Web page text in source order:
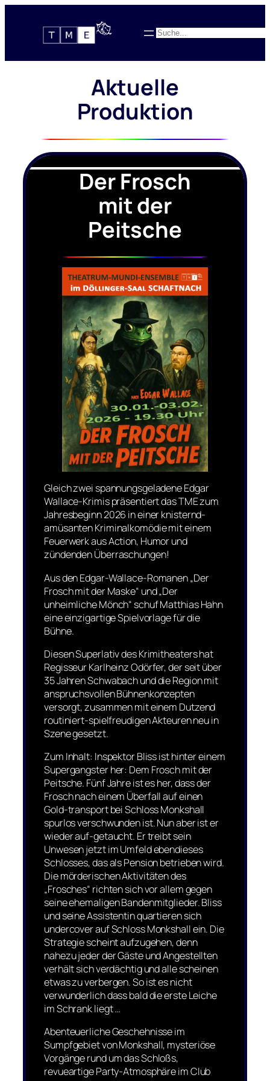
Suchen
Aktuelle
Produktion
Der Frosch
mit der
Peitsche
Gleich zwei spannungsgeladene Edgar
Wallace-Krimis präsentiert das TME zum
Jahresbeginn 2026 in einer knisternd-
amüsanten Kriminalkomödie mit einem
Feuerwerk aus Action, Humor und
zündenden Überraschungen!
Aus den Edgar-Wallace-Romanen „Der
Frosch mit der Maske“ und „Der
unheimliche Mönch“ schuf Matthias Hahn
eine einzigartige Spielvorlage für die
Bühne.
Diesen Superlativ des Krimitheaters hat
Regisseur Karlheinz Odörfer, der seit über
35 Jahren Schwabach und die Region mit
anspruchsvollen Bühnenkonzepten
versorgt, zusammen mit einem Dutzend
routiniert-spielfreudigen Akteuren neu in
Szene gesetzt.
Zum Inhalt: Inspektor Bliss ist hinter einem
Supergangster her: Dem Frosch mit der
Peitsche. Fünf Jahre ist es her, dass der
Frosch nach einem Überfall auf einen
Gold-transport bei Schloss Monkshall
spurlos verschwunden ist. Nun aber ist er
wieder auf-getaucht. Er treibt sein
Unwesen jetzt im Umfeld ebendieses
Schlosses, das als Pension betrieben wird.
Die mörderischen Aktivitäten des
„Frosches“ richten sich vor allem gegen
seine ehemaligen Bandenmitglieder. Bliss
und seine Assistentin quartieren sich
undercover auf Schloss Monkshall ein. Die
Strategie scheint aufzugehen, denn
nahezu jeder der Gäste und Angestellten
verhält sich verdächtig und alle scheinen
etwas zu verbergen. So ist es nicht
verwunderlich dass bald die erste Leiche
im Schrank liegt …
Abenteuerliche Geschehnisse im
Sumpfgebiet von Monkshall, mysteriöse
Vorgänge rund um das Schloßs,
revueartige Party-Atmosphäre im Club